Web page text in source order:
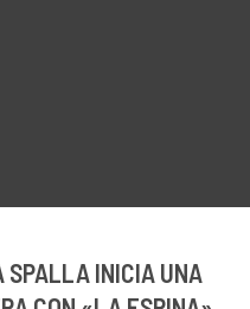
SPALLA INICIA UNA